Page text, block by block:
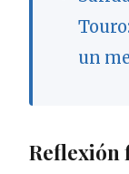
un
Reflexión